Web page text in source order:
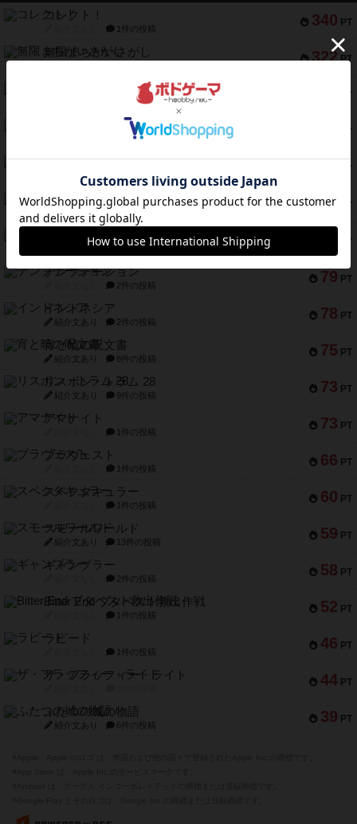
340 PT
コレクト！
1件の投稿
322 PT
無限まちがいさがし
PT
ガルフストライク
1件の投稿
PT
1件の投稿
PT
1809
紹介文あり 1件の投稿
108 PT
ファースト・イン・フライト
紹介文あり 3件の投稿
PT
モズビ－ズ・レイダ－ズ
紹介文あり 1件の投稿
79 PT
テンプテーション
2件の投稿
78 PT
インドネシア
紹介文あり 2件の投稿
75 PT
宵と暁の呪文書
紹介文あり 8件の投稿
73 PT
リスボン・トラム 28
紹介文あり 9件の投稿
73 PT
アマナイト
1件の投稿
66 PT
ブラヴェスト
1件の投稿
60 PT
スペクタキュラー
1件の投稿
59 PT
スモールワールド
紹介文あり 13件の投稿
58 PT
ギャンブラー
2件の投稿
52 PT
Bitter End ブタペスト救出作戦
1件の投稿
46 PT
ラピード
1件の投稿
44 PT
ザ・フラッフィー・ライト
39 PT
ふたつの城の物語
紹介文あり 6件の投稿